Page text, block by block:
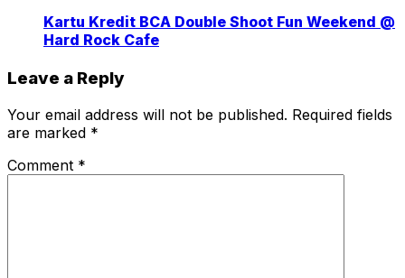
Kartu Kredit BCA Double Shoot Fun Weekend @
Hard Rock Cafe
Leave a Reply
Your email address will not be published. Required fields
are marked *
Comment *